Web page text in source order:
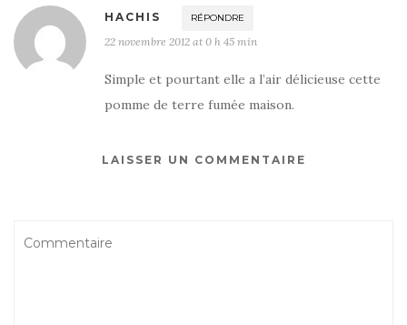
HACHIS RÉPONDRE
22 novembre 2012 at 0 h 45 min
Simple et pourtant elle a l’air délicieuse cette
pomme de terre fumée maison.
LAISSER UN COMMENTAIRE